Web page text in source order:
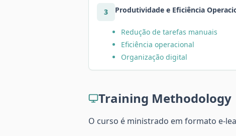
3 Produtividade e Eficiência
Redução de tarefas manuais
Eficiência operacional
Organização digital
Training Methodology
O curso é ministrado em formato e-